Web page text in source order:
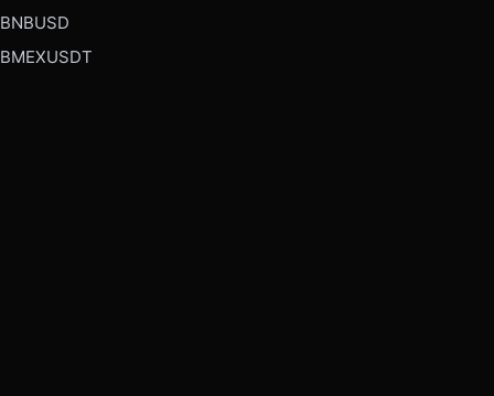
BNBUSD
BMEXUSDT